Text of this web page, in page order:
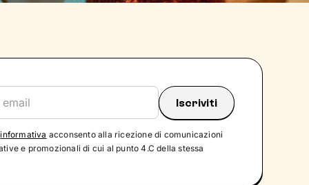
informativa acconsento alla ricezione di comunicazioni
e promozionali di cui al punto 4.C della stessa